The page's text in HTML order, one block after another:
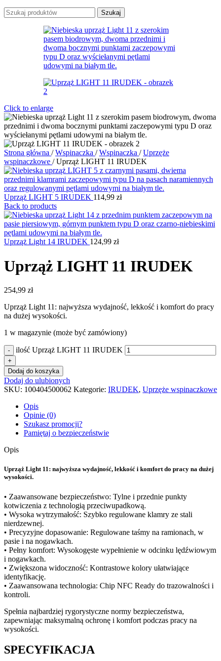
Szukaj
Click to enlarge
Strona główna / Wspinaczka / Wspinaczka / Uprzęże
wspinaczkowe / Uprząż LIGHT 11 IRUDEK
Uprząż LIGHT 5 IRUDEK 114,99 zł
Back to products
Uprząż Light 14 IRUDEK 124,99 zł
Uprząż LIGHT 11 IRUDEK
254,99 zł
Uprząż Light 11: najwyższa wydajność, lekkość i komfort do pracy
na dużej wysokości.
1 w magazynie (może być zamówiony)
- ilość Uprząż LIGHT 11 IRUDEK
+
Dodaj do koszyka
Dodaj do ulubionych
SKU: 100404500062 Kategorie: IRUDEK, Uprzęże wspinaczkowe
Opis
Opinie (0)
Szukasz promocji?
Pamiętaj o bezpieczeństwie
Opis
Uprząż Light 11: najwyższa wydajność, lekkość i komfort do pracy na dużej
wysokości.
• Zaawansowane bezpieczeństwo: Tylne i przednie punkty
kotwiczenia z technologią przeciwupadkową.
• Wysoka wytrzymałość: Szybko regulowane klamry ze stali
nierdzewnej.
• Precyzyjne dopasowanie: Regulowane taśmy na ramionach, w
pasie i na nogawkach.
• Pełny komfort: Wysokogęste wypełnienie w odcinku lędźwiowym
i nogawkach.
• Zwiększona widoczność: Kontrastowe kolory ułatwiające
identyfikację.
• Zaawansowana technologia: Chip NFC Ready do trazowalności i
kontroli.
Spełnia najbardziej rygorystyczne normy bezpieczeństwa,
zapewniając maksymalną ochronę i komfort podczas pracy na
wysokości.
SPECYFIKACJA